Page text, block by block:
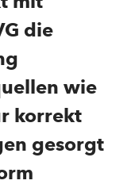
die
wie
korrekt
gesorgt